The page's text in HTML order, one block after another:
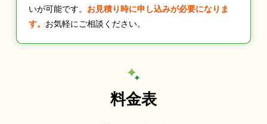
いが可能です。 お見積り時に申し込みが必要になりま
す。 お気軽にご相談ください。
料金表